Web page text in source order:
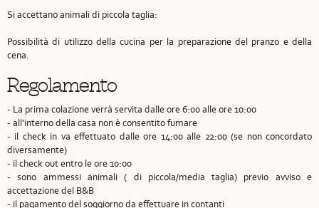
Si accettano animali di piccola taglia:
Possibilità di utilizzo della cucina per la preparazione del pranzo e della
cena.
Regolamento
- La prima colazione verrà servita dalle ore 6:00 alle ore 10:00
- all'interno della casa non è consentito fumare
- il check in va effettuato dalle ore 14:00 alle 22:00 (se non concordato
diversamente)
- il check out entro le ore 10:00
- sono ammessi animali ( di piccola/media taglia) previo avviso e
accettazione del B&B
- il pagamento del soggiorno da effettuare in contanti